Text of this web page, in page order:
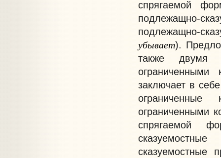
спрягаемой
подлежащно-
подлежащно-
убывает).
также двумя
ограниченными
заключает в
ограниченными
спрягаемой
сказуемостные